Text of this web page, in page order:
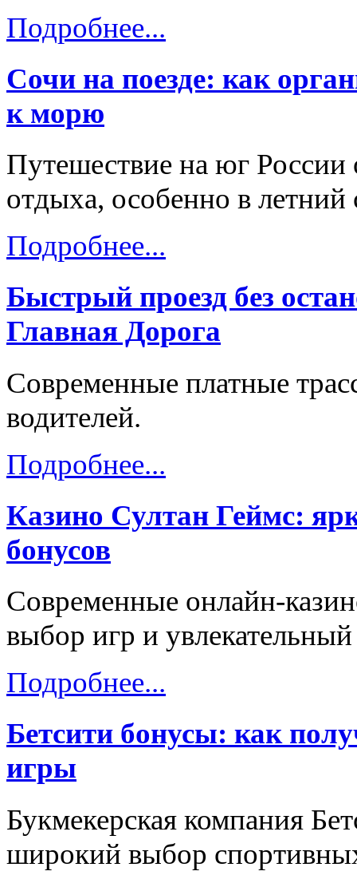
Подробнее...
Сочи на поезде: как
к морю
Путешествие на юг России
отдыха, особенно в летний
Подробнее...
Быстрый проезд без
Главная Дорога
Современные платные
водителей.
Подробнее...
Казино Султан Геймс:
бонусов
Современные онлайн-
выбор игр и
Подробнее...
Бетсити бонусы: как
игры
Букмекерская компания
широкий выбор